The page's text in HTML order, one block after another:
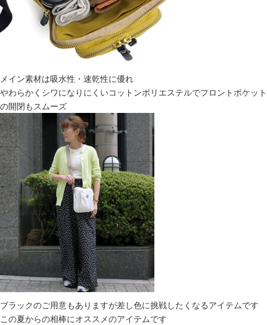
メイン素材は吸水性・速乾性に優れ
やわらかくシワになりにくいコットンポリエステルでフロントポケット
の開閉もスムーズ
ブラックのご用意もありますが差し色に挑戦したくなるアイテムです
この夏からの相棒にオススメのアイテムです